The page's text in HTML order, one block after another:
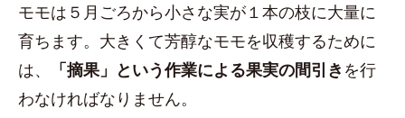
モモは５月ごろから小さな実が１本の枝に大量に
育ちます。大きくて芳醇なモモを収穫するために
は、
「摘果」という作業による果実の間引き を行
わなければなりません。